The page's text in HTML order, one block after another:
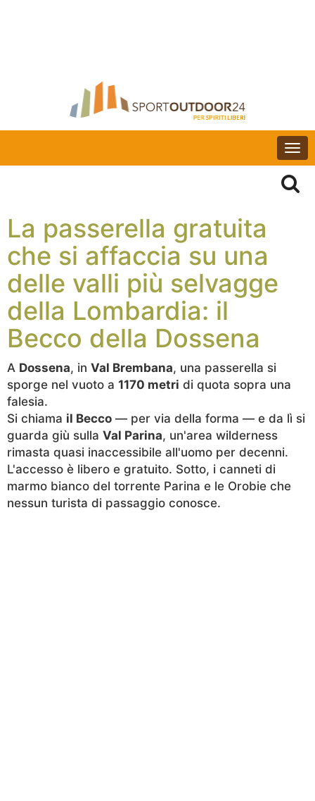
La passerella gratuita
che si affaccia su una
delle valli più selvagge
della Lombardia: il
Becco della Dossena
A Dossena, in Val Brembana, una passerella si
sporge nel vuoto a 1170 metri di quota sopra una
falesia.
Si chiama il Becco — per via della forma — e da lì si
guarda giù sulla Val Parina, un'area wilderness
rimasta quasi inaccessibile all'uomo per decenni.
L'accesso è libero e gratuito. Sotto, i canneti di
marmo bianco del torrente Parina e le Orobie che
nessun turista di passaggio conosce.